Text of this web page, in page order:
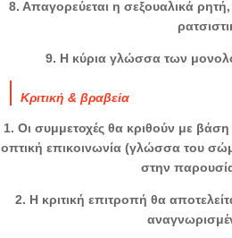
8. Απαγορεύεται η σεξουαλικά
9. Η κύρια γλώσσα των
Κριτική & βραβεία
1. Οι συμμετοχές θα κριθούν με
οπτική επικοινωνία (γλώσσα του
στην
2. Η κριτική επιτροπή θα